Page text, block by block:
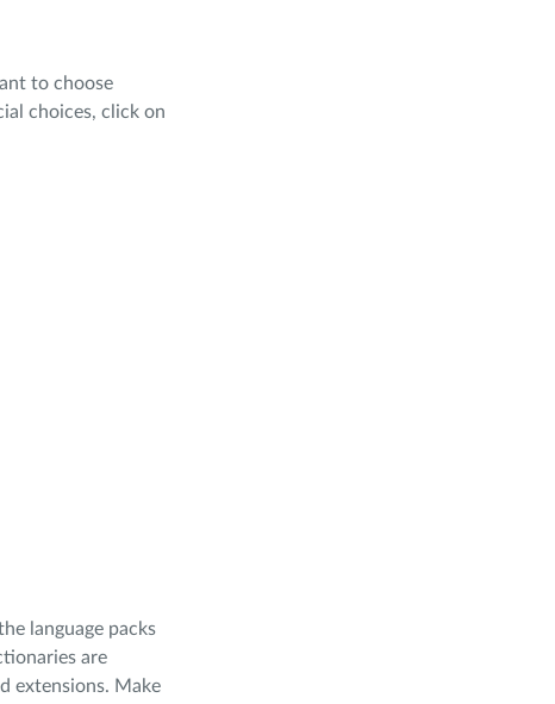
to choose
choices, click on
language packs
are
extensions. Make